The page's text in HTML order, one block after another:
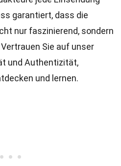
garantiert, dass die
nur faszinierend, sondern
Sie auf unser
und Authentizität,
und lernen.